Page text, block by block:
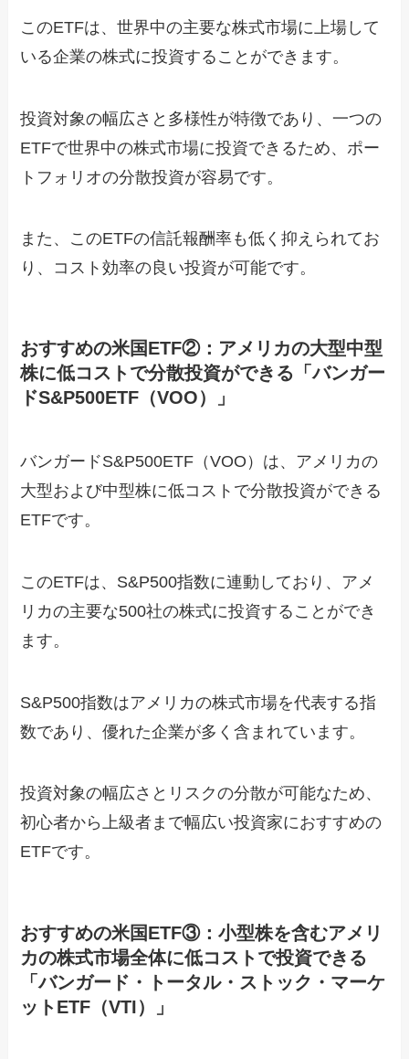
このETFは、世界中の主要な株式市場に上場して
いる企業の株式に投資することができます。
投資対象の幅広さと多様性が特徴であり、一つの
ETFで世界中の株式市場に投資できるため、ポー
トフォリオの分散投資が容易です。
また、このETFの信託報酬率も低く抑えられてお
り、コスト効率の良い投資が可能です。
おすすめの米国ETF②：アメリカの大型中型
株に低コストで分散投資ができる「バンガー
ドS&P500ETF（VOO）」
バンガードS&P500ETF（VOO）は、アメリカの
大型および中型株に低コストで分散投資ができる
ETFです。
このETFは、S&P500指数に連動しており、アメ
リカの主要な500社の株式に投資することができ
ます。
S&P500指数はアメリカの株式市場を代表する指
数であり、優れた企業が多く含まれています。
投資対象の幅広さとリスクの分散が可能なため、
初心者から上級者まで幅広い投資家におすすめの
ETFです。
おすすめの米国ETF③：小型株を含むアメリ
カの株式市場全体に低コストで投資できる
「バンガード・トータル・ストック・マーケ
ットETF（VTI）」